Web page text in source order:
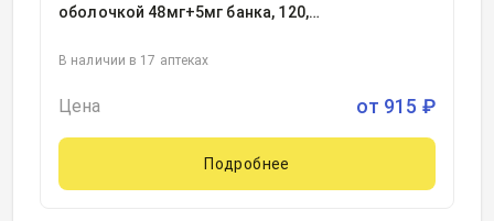
оболочкой 48мг+5мг банка, 120,
Россия
В наличии в 17 аптеках
Цена от 915 ₽
Подробнее